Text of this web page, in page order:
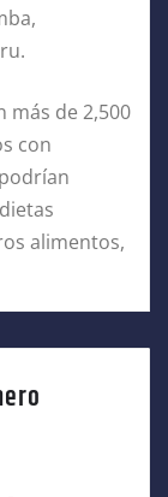
más de 2,500
con
alimentos,